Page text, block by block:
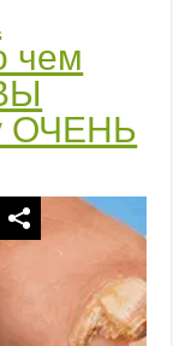
чем
ОЧЕНЬ